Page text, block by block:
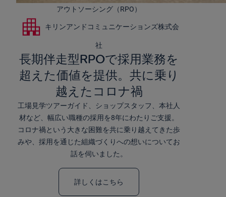
アウトソーシング（RPO）
キリンアンドコミュニケーションズ株式会
社
長期伴走型RPOで採用業務を
超えた価値を提供。共に乗り
越えたコロナ禍
工場見学ツアーガイド、ショップスタッフ、本社人
材など、幅広い職種の採用を8年にわたりご支援。
コロナ禍という大きな困難を共に乗り越えてきた歩
みや、採用を通じた組織づくりへの想いについてお
話を伺いました。
詳しくはこちら